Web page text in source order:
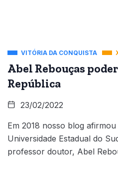
VITÓRIA DA CONQUISTA
Abel Rebouças
República
23/02/2022
Em 2018 nosso blog
Universidade Estadual do
professor doutor, Abel